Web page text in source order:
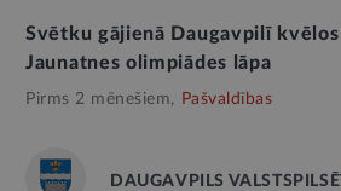
Svētku gājienā Daugavpilī
Jaunatnes olimpiādes lāpa
Pirms 2 mēnešiem, Pašvaldības
DAUGAVPILS